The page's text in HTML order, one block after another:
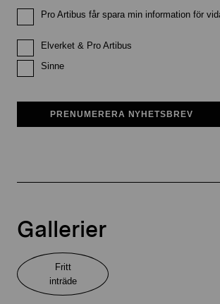
Pro Artibus får spara min information för
Elverket & Pro Artibus
Sinne
PRENUMERERA NYHETSBREV
Gallerier
Fritt
inträde